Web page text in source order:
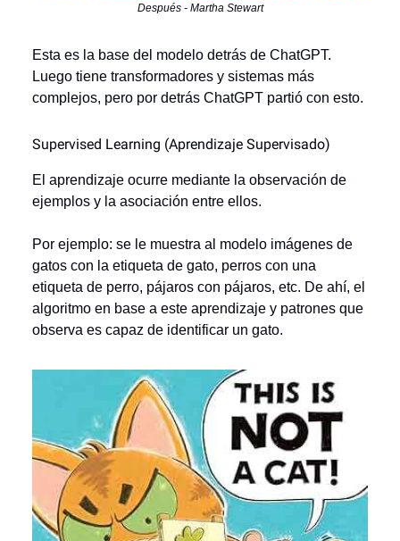
Después - Martha Stewart
Esta es la base del modelo detrás de ChatGPT.
Luego tiene transformadores y sistemas más
complejos, pero por detrás ChatGPT partió con esto.
Supervised Learning (Aprendizaje Supervisado)
El aprendizaje ocurre mediante la observación de
ejemplos y la asociación entre ellos.
Por ejemplo: se le muestra al modelo imágenes de
gatos con la etiqueta de gato, perros con una
etiqueta de perro, pájaros con pájaros, etc. De ahí, el
algoritmo en base a este aprendizaje y patrones que
observa es capaz de identificar un gato.